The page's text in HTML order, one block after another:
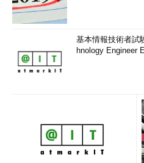
基本情報技術者試
hnology Engineer